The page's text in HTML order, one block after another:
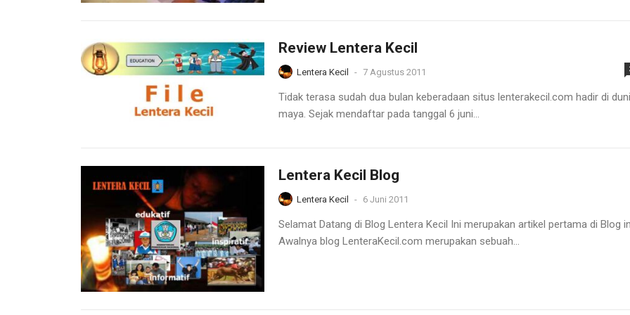
Review Lentera Kecil
Lentera Kecil - 7 Agustus 2011
Tidak terasa sudah dua bulan keberadaan situs lenterakecil.com hadir di
maya. Sejak mendaftar pada tanggal 6 juni...
Lentera Kecil Blog
Lentera Kecil - 6 Juni 2011
Selamat Datang di Blog Lentera Kecil Ini merupakan artikel pertama di Blog
Awalnya blog LenteraKecil.com merupakan sebuah...